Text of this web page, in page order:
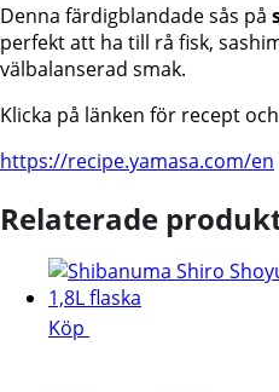
mängd
Denna färdigblandade sås på
perfekt att ha till rå fisk,
välbalanserad smak.
Klicka på länken för recept
https://recipe.yamasa.com/en
Relaterade
Köp